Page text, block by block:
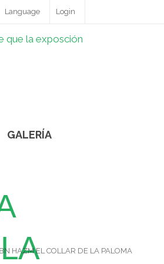
Login
Language
GALERÍA
HAZM EL COLLAR DE LA PALOMA